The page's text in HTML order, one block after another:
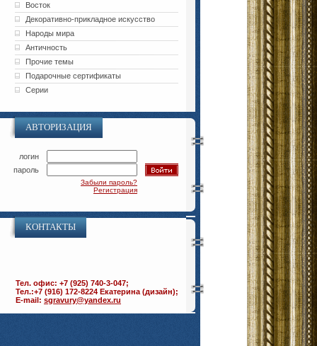
Восток
Декоративно-прикладное искусство
Народы мира
Античность
Прочие темы
Подарочные сертификаты
Серии
АВТОРИЗАЦИЯ
логин
пароль
Забыли пароль?
Регистрация
КОНТАКТЫ
Тел. офис: +7 (925) 740-3-047;
Тел.:+7 (916) 172-8224 Екатерина (дизайн);
E-mail: sgravury@yandex.ru